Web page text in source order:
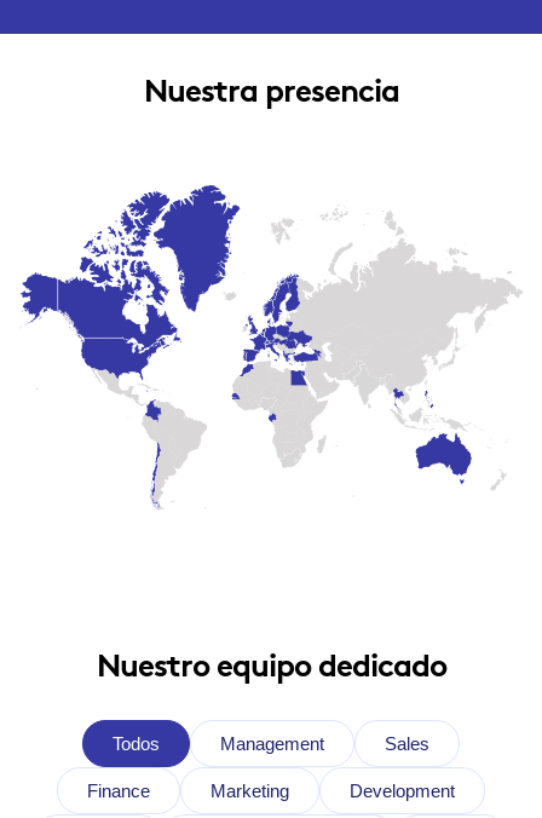
Nuestra presencia
Nuestro equipo dedicado
Todos Management Sales
Finance Marketing Development